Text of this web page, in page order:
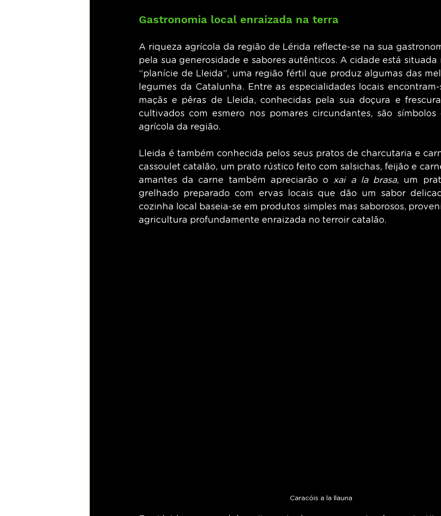
Gastronomia local enraizada na terra
A riqueza agrícola da região de Lérida reflecte-se na sua
pela sua generosidade e sabores autênticos. A cidade está situada
“planície de Lleida”, uma região fértil que produz algumas das
legumes da Catalunha. Entre as especialidades locais encontram-
maçãs e pêras de Lleida, conhecidas pela sua doçura e
cultivados com esmero nos pomares circundantes, são símbolos
agrícola da região.
Lleida é também conhecida pelos seus pratos de charcutaria e
cassoulet catalão, um prato rústico feito com salsichas, feijão e
amantes da carne também apreciarão o xai a la brasa, um
grelhado preparado com ervas locais que dão um sabor
cozinha local baseia-se em produtos simples mas saborosos,
agricultura profundamente enraizada no terroir catalão.
Caracóis a la llauna